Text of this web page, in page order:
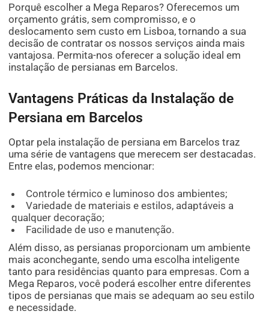
Porquê escolher a Mega Reparos? Oferecemos um
orçamento grátis, sem compromisso, e o
deslocamento sem custo em Lisboa, tornando a sua
decisão de contratar os nossos serviços ainda mais
vantajosa. Permita-nos oferecer a solução ideal em
instalação de persianas em Barcelos.
Vantagens Práticas da Instalação de
Persiana em Barcelos
Optar pela instalação de persiana em Barcelos traz
uma série de vantagens que merecem ser destacadas.
Entre elas, podemos mencionar:
Controle térmico e luminoso dos ambientes;
Variedade de materiais e estilos, adaptáveis a
qualquer decoração;
Facilidade de uso e manutenção.
Além disso, as persianas proporcionam um ambiente
mais aconchegante, sendo uma escolha inteligente
tanto para residências quanto para empresas. Com a
Mega Reparos, você poderá escolher entre diferentes
tipos de persianas que mais se adequam ao seu estilo
e necessidade.